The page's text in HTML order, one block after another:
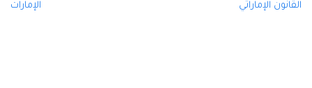
القانون الإماراتي
الإمارات